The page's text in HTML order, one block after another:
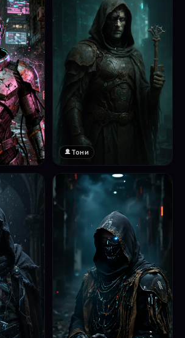
Тони